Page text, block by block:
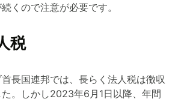
くので注意が必要です。
税
長国連邦では、長らく法人税は徴収
。しかし2023年6月1日以降、年間